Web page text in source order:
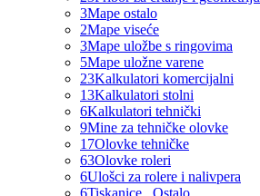
3Mape ostalo
2Mape viseće
3Mape uložbe s ringovima
5Mape uložne varene
23Kalkulatori komercijalni
13Kalkulatori stolni
6Kalkulatori tehnički
9Mine za tehničke olovke
17Olovke tehničke
63Olovke roleri
6Ulošci za rolere i nalivpera
6Tiskanice . Ostalo